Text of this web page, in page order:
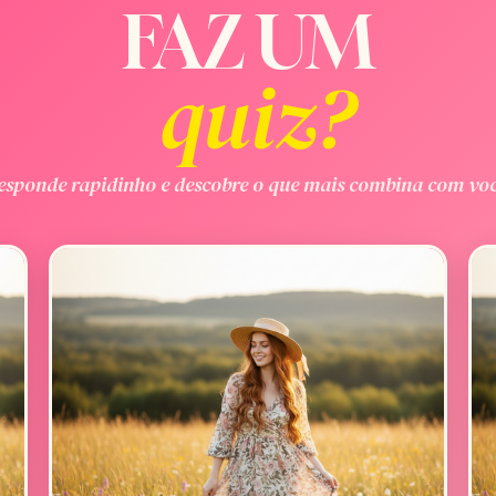
FAZ UM
quiz?
rapidinho e descobre o que mais combina com